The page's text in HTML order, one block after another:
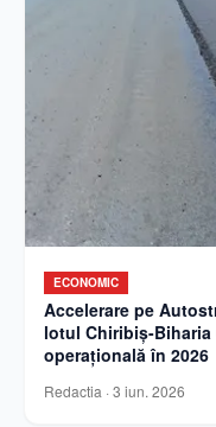
ECONOMIC
Accelerare pe
lotul Chiribiș-
operațională în 2026
Redactia · 3 iun. 2026